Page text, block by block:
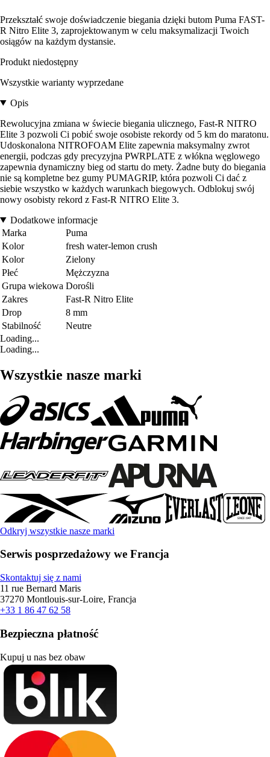
Przekształć swoje doświadczenie biegania dzięki butom Puma FAST-
R Nitro Elite 3, zaprojektowanym w celu maksymalizacji Twoich
osiągów na każdym dystansie.
Produkt niedostępny
Wszystkie warianty wyprzedane
Opis
Rewolucyjna zmiana w świecie biegania ulicznego, Fast-R NITRO
Elite 3 pozwoli Ci pobić swoje osobiste rekordy od 5 km do maratonu.
Udoskonalona NITROFOAM Elite zapewnia maksymalny zwrot
energii, podczas gdy precyzyjna PWRPLATE z włókna węglowego
zapewnia dynamiczny bieg od startu do mety. Żadne buty do biegania
nie są kompletne bez gumy PUMAGRIP, która pozwoli Ci dać z
siebie wszystko w każdych warunkach biegowych. Odblokuj swój
nowy osobisty rekord z Fast-R NITRO Elite 3.
Dodatkowe informacje
Marka
Puma
Kolor
fresh water-lemon crush
Kolor
Zielony
Płeć
Mężczyzna
Grupa wiekowa Dorośli
Zakres
Fast-R Nitro Elite
Drop
8 mm
Stabilność
Neutre
Loading...
Loading...
Wszystkie nasze marki
Odkryj wszystkie nasze marki
Serwis posprzedażowy we Francja
Skontaktuj się z nami
11 rue Bernard Maris
37270 Montlouis-sur-Loire, Francja
+33 1 86 47 62 58
Bezpieczna płatność
Kupuj u nas bez obaw